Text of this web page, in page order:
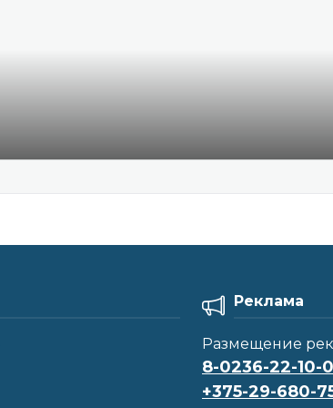
Реклама
Размещение
8-0236-22-10-
+375-29-680-